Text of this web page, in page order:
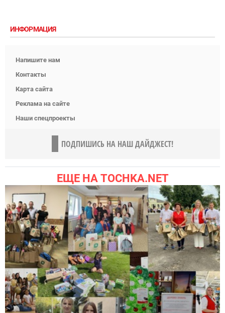
ИНФОРМАЦИЯ
Напишите нам
Контакты
Карта сайта
Реклама на сайте
Наши спецпроекты
ПОДПИШИСЬ НА НАШ ДАЙДЖЕСТ!
ЕЩЕ НА TOCHKA.NET